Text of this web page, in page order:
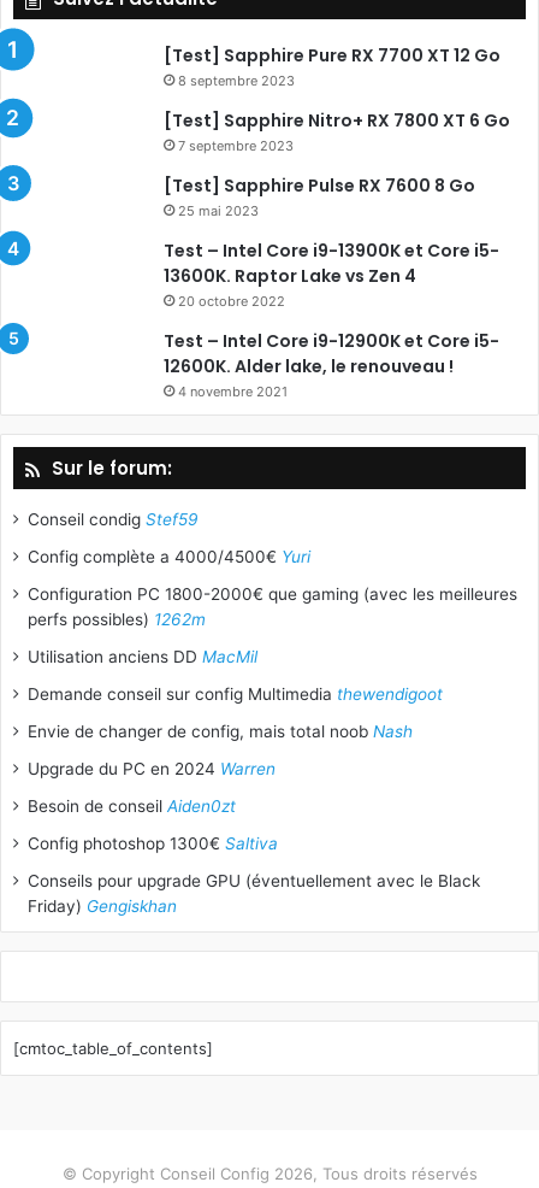
[Test] Sapphire Pure RX 7700 XT 12 Go
8 septembre 2023
[Test] Sapphire Nitro+ RX 7800 XT 6 Go
7 septembre 2023
[Test] Sapphire Pulse RX 7600 8 Go
25 mai 2023
Test – Intel Core i9-13900K et Core i5-
13600K. Raptor Lake vs Zen 4
20 octobre 2022
Test – Intel Core i9-12900K et Core i5-
12600K. Alder lake, le renouveau !
4 novembre 2021
Sur le forum:
Conseil condig Stef59
Config complète a 4000/4500€ Yuri
Configuration PC 1800-2000€ que gaming (avec les meilleures
perfs possibles) 1262m
Utilisation anciens DD MacMil
Demande conseil sur config Multimedia thewendigoot
Envie de changer de config, mais total noob Nash
Upgrade du PC en 2024 Warren
Besoin de conseil Aiden0zt
Config photoshop 1300€ Saltiva
Conseils pour upgrade GPU (éventuellement avec le Black
Friday) Gengiskhan
[cmtoc_table_of_contents]
© Copyright Conseil Config 2026, Tous droits réservés